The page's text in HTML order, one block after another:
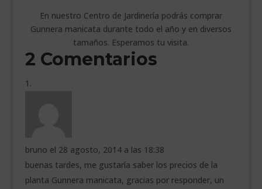
En nuestro Centro de Jardinería podrás comprar
Gunnera manicata durante todo el año y en diversos
tamaños. Esperamos tu visita.
2 Comentarios
bruno el 28 agosto, 2014 a las 18:38
buenas tardes, me gustaría saber los precios de la
planta Gunnera manicata, gracias por responder, un